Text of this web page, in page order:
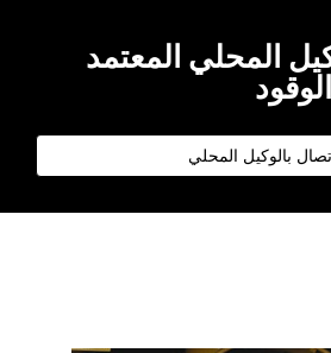
المحلي المعتمد
بالوكيل المحلي